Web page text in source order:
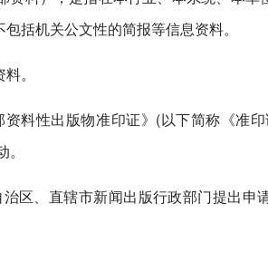
括机关公文性的简报等信息资料。
。
料性出版物准印证》(以下简称《准
区、直辖市新闻出版行政部门提出申